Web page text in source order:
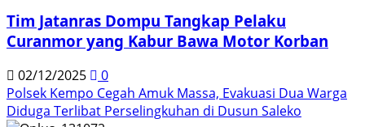
Tim Jatanras Dompu Tangkap Pelaku
Curanmor yang Kabur Bawa Motor Korban
02/12/2025
0
Polsek Kempo Cegah Amuk Massa, Evakuasi Dua Warga
Diduga Terlibat Perselingkuhan di Dusun Saleko